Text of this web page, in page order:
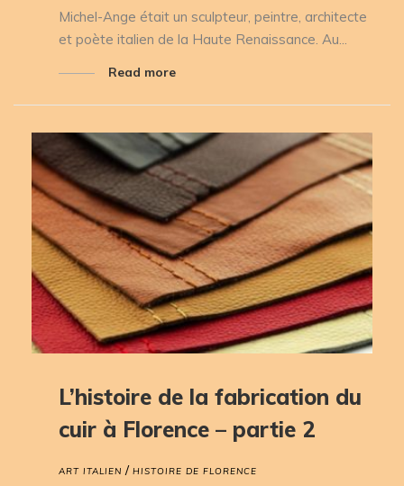
Michel-Ange était un sculpteur, peintre, architecte
et poète italien de la Haute Renaissance. Au...
Read more
ART ITALIEN / HISTOIRE DE FLORENCE
L’histoire de la fabrication du
cuir à Florence – partie 2